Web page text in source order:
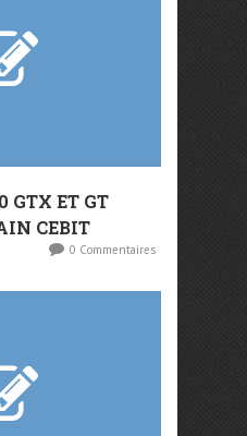
GTX ET GT
CEBIT
0 Commentaires